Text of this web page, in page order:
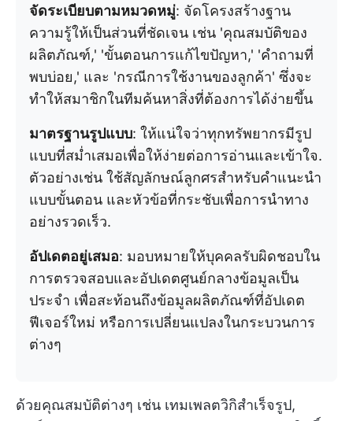
จัดระเบียบตามหมวดหมู่: จัดโครงสร้างฐาน
ความรู้ให้เป็นส่วนที่ชัดเจน เช่น 'คุณสมบัติของ
ผลิตภัณฑ์,' 'ขั้นตอนการแก้ไขปัญหา,' 'คำถามที่
พบบ่อย,' และ 'กรณีการใช้งานของลูกค้า' ซึ่งจะ
ทำให้สมาชิกในทีมค้นหาสิ่งที่ต้องการได้ง่ายขึ้น
มาตรฐานรูปแบบ: ให้แน่ใจว่าทุกทรัพยากรมีรูป
แบบที่สม่ำเสมอเพื่อให้ง่ายต่อการอ่านและเข้าใจ.
ตัวอย่างเช่น ใช้สัญลักษณ์ลูกศรสำหรับคำแนะนำ
แบบขั้นตอน และหัวข้อที่กระชับเพื่อการนำทาง
อย่างรวดเร็ว.
อัปเดตอยู่เสมอ: มอบหมายให้บุคคลรับผิดชอบใน
การตรวจสอบและอัปเดตศูนย์กลางข้อมูลเป็น
ประจำ เพื่อสะท้อนถึงข้อมูลผลิตภัณฑ์ที่อัปเดต
ฟีเจอร์ใหม่ หรือการเปลี่ยนแปลงในกระบวนการ
ต่างๆ
ด้วยคุณสมบัติต่างๆ เช่น เทมเพลตวิกิสำเร็จรูป,